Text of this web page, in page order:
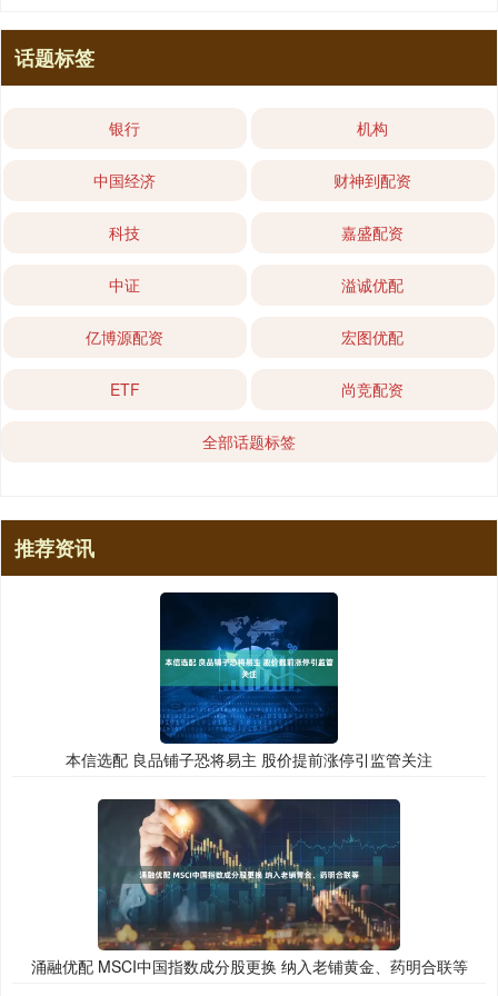
话题标签
银行 机构
中国经济 财神到配资
科技 嘉盛配资
中证 溢诚优配
亿博源配资 宏图优配
ETF 尚竞配资
全部话题标签
推荐资讯
本信选配 良品铺子恐将易主 股价提前涨停引监管关注
涌融优配 MSCI中国指数成分股更换 纳入老铺黄金、药明合联等